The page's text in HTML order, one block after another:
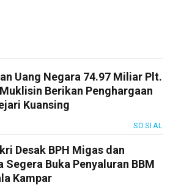
Uang Negara 74.97 Miliar Plt.
Berikan Penghargaan
Kuansing
SOSIAL
Desak BPH Migas dan
Segera Buka Penyaluran BBM
Kampar